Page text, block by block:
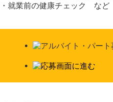
・就業前の健康チェック など